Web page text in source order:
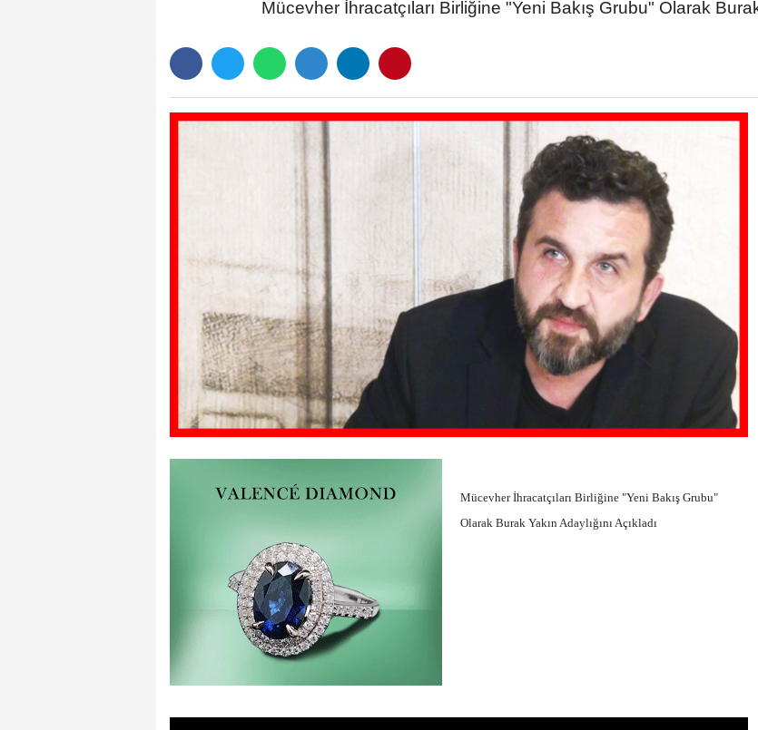
Mücevher İhracatçıları Birliğine "Yeni Bakış Grubu" Olarak Burak
Mücevher İhracatçıları Birliğine "Yeni Bakış Grubu"
Olarak Burak Yakın Adaylığını Açıkladı